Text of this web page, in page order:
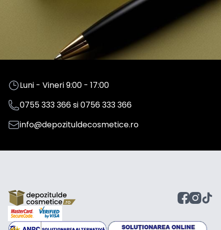
Luni - Vineri 9:00 - 17:00
0755 333 366si0756 333 366
info@depozituldecosmetice.ro